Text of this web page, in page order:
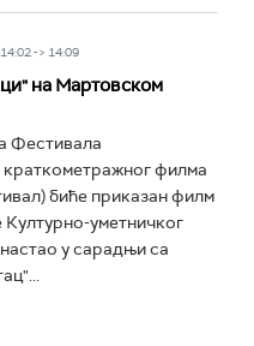
-> 14:09
на Мартовском
Фестивала
краткометражног филма
биће приказан филм
Културно-уметничког
у сарадњи са